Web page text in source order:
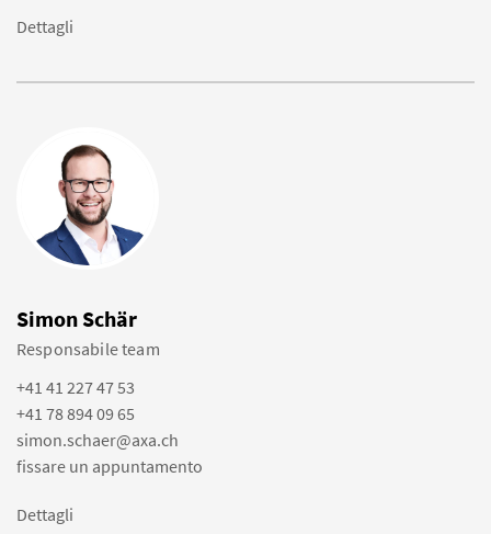
Dettagli
Simon Schär
Responsabile team
+41 41 227 47 53
+41 78 894 09 65
simon.schaer@axa.ch
fissare un appuntamento
Dettagli